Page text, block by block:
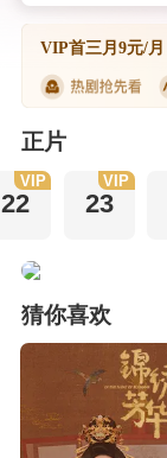
VIP首三月9元/月
正片
22
VIP
23
VIP
猜你喜欢